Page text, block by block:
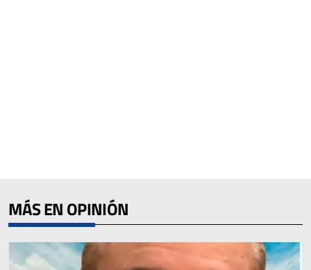
MÁS EN OPINIÓN